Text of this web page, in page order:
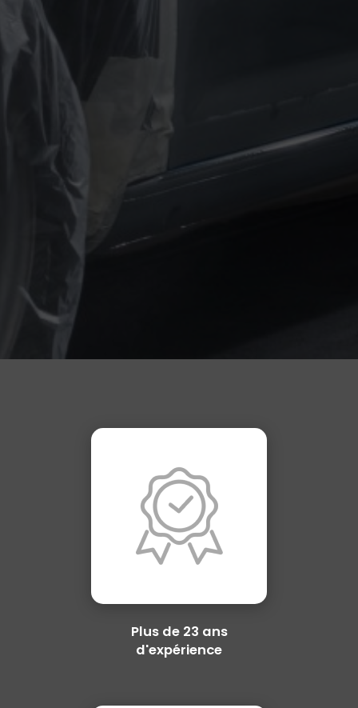
Plus de 23 ans
d'expérience